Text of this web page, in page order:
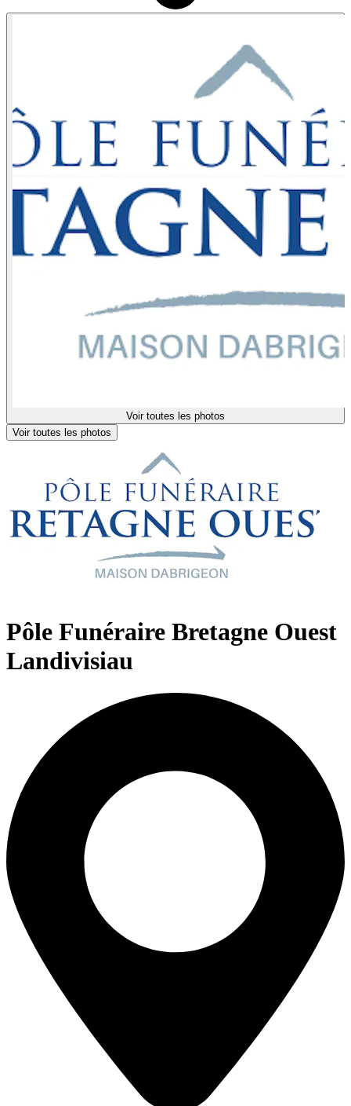
Voir toutes les photos
Voir toutes les photos
Pôle Funéraire Bretagne Ouest
Landivisiau